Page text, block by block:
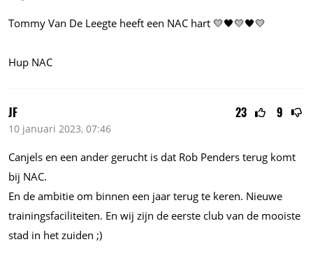
Tommy Van De Leegte heeft een NAC hart 💛🖤💛🖤💛
Hup NAC
23 9
JF
10 januari 2023, 07:46
Canjels en een ander gerucht is dat Rob Penders terug komt
bij NAC.
En de ambitie om binnen een jaar terug te keren. Nieuwe
trainingsfaciliteiten. En wij zijn de eerste club van de mooiste
stad in het zuiden ;)